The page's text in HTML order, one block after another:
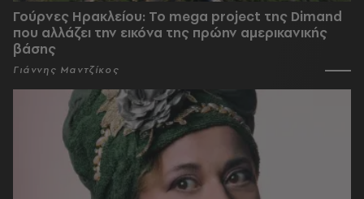
Γούρνες Ηρακλείου: To mega project της Dimand
που αλλάζει την εικόνα της πρώην αμερικανικής
βάσης
Γιάννης Μαντζίκος